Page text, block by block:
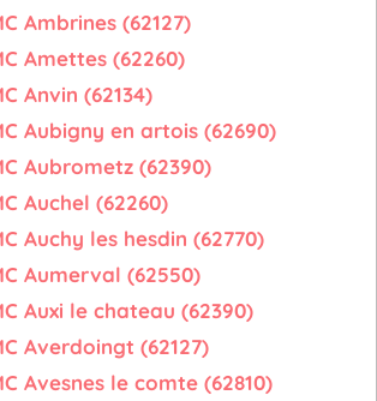
Ambrines (62127)
Amettes (62260)
Anvin (62134)
Aubigny en artois (62690)
Aubrometz (62390)
Auchel (62260)
Auchy les hesdin (62770)
Aumerval (62550)
Auxi le chateau (62390)
Averdoingt (62127)
Avesnes le comte (62810)